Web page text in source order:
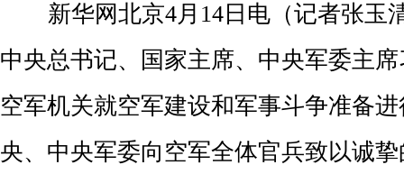
新华网北京4月14日电（记者张玉
中央总书记、国家主席、中央军委主
空军机关就空军建设和军事斗争准备
央、中央军委向空军全体官兵致以诚